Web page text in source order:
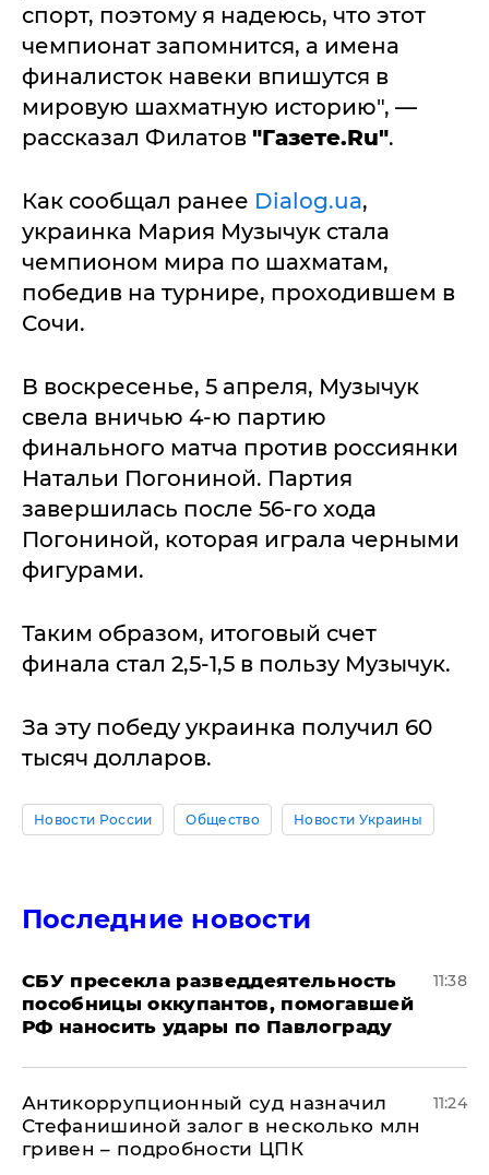
спорт, поэтому я надеюсь, что этот
чемпионат запомнится, а имена
финалисток навеки впишутся в
мировую шахматную историю", —
рассказал Филатов "Газете.Ru".
Как сообщал ранее Dialog.ua,
украинка Мария Музычук стала
чемпионом мира по шахматам,
победив на турнире, проходившем в
Сочи.
В воскресенье, 5 апреля, Музычук
свела вничью 4-ю партию
финального матча против россиянки
Натальи Погониной. Партия
завершилась после 56-го хода
Погониной, которая играла черными
фигурами.
Таким образом, итоговый счет
финала стал 2,5-1,5 в пользу Музычук.
За эту победу украинка получил 60
тысяч долларов.
Новости России Общество Новости Украины
Последние новости
СБУ пресекла разведдеятельность
пособницы оккупантов, помогавшей
РФ наносить удары по Павлограду
11:38
Антикоррупционный суд назначил
Стефанишиной залог в несколько млн
гривен – подробности ЦПК
11:24